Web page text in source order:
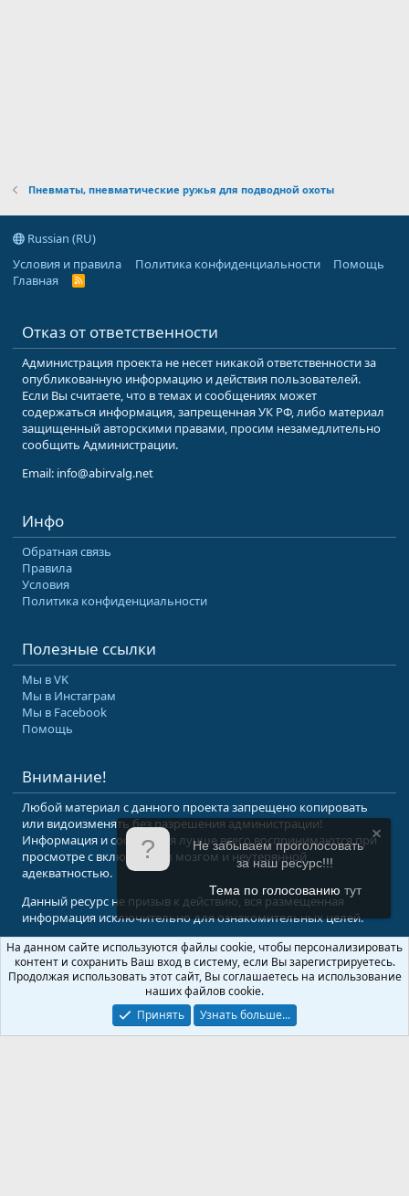
Пневматы, пневматические ружья для подводной охоты
Russian (RU)
Условия и правила
Политика конфиденциальности
Помощь
Главная
R
Отказ от ответственности
Администрация проекта не несет никакой ответственности за
опубликованную информацию и действия пользователей.
Если Вы считаете, что в темах и сообщениях может
содержаться информация, запрещенная УК РФ, либо материал
защищенный авторскими правами, просим незамедлительно
сообщить Администрации.
Email: info@abirvalg.net
Инфо
Обратная связь
Правила
Условия
Политика конфиденциальности
Полезные ссылки
Мы в VK
Мы в Инстаграм
Мы в Facebook
Помощь
Внимание!
Любой материал с данного проекта запрещено копировать
или видоизменять без разрешения администрации!
Информация и сообщения лучше всего воспринимаются при
просмотре с включенным мозгом и неутерянной
адекватностью.
Данный ресурс не призыв к действию, вся размещенная
информация исключительно для ознакомительных целей.
© 2008-2026 Форум Абырвалг.нет - подводная охота, дайвинг, туризм
Перевод: XenForo.Info
Не забываем проголосовать
за наш ресурс!!!
Тема по голосованию тут
На данном сайте используются файлы cookie, чтобы персонализировать
контент и сохранить Ваш вход в систему, если Вы зарегистрируетесь.
Продолжая использовать этот сайт, Вы соглашаетесь на использование
наших файлов cookie.
Принять
Узнать больше...